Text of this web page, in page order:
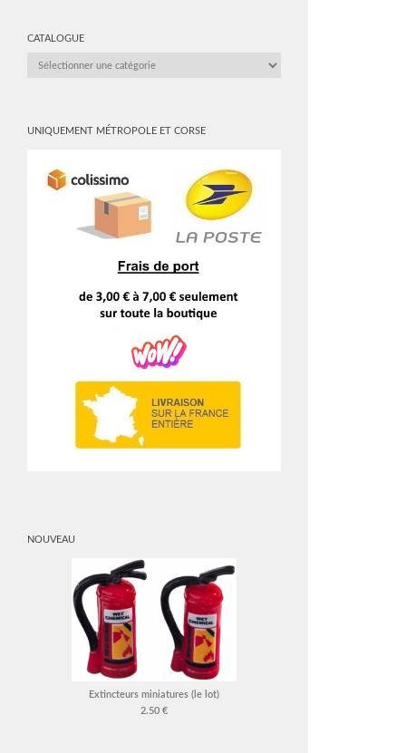
CATALOGUE
CATALOGUE
UNIQUEMENT MÉTROPOLE ET CORSE
NOUVEAU
Extincteurs miniatures (le lot)
2.50 €